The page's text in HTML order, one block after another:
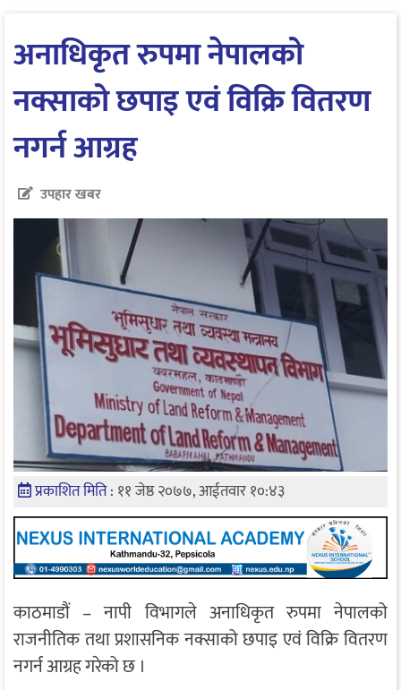
अनाधिकृत रुपमा नेपालको
नक्साको छपाइ एवं विक्रि वितरण
नगर्न आग्रह
उपहार खबर
प्रकाशित मिति : ११ जेष्ठ २०७७, आईतवार १०:४३
काठमाडौं – नापी विभागले अनाधिकृत रुपमा नेपालको
राजनीतिक तथा प्रशासनिक नक्साको छपाइ एवं विक्रि वितरण
नगर्न आग्रह गरेको छ ।